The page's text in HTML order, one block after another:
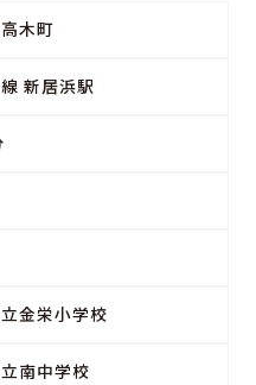
木町
新居浜駅
金栄小学校
南中学校